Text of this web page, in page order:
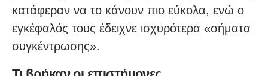
κατάφεραν να το κάνουν πιο εύκολα, ενώ ο
εγκέφαλός τους έδειχνε ισχυρότερα «σήματα
συγκέντρωσης».